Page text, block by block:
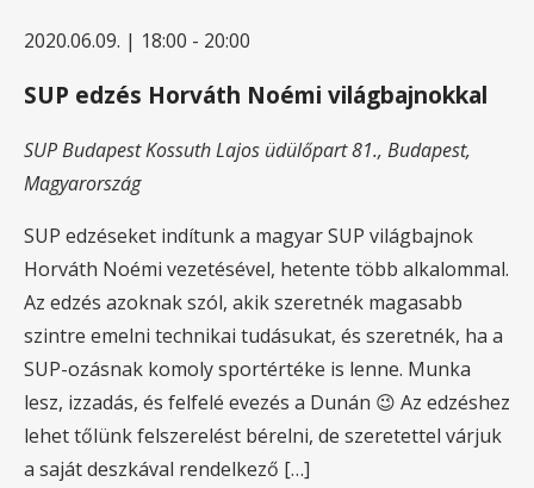
2020.06.09. | 18:00 - 20:00
SUP edzés Horváth Noémi világbajnokkal
SUP BudapestKossuth Lajos üdülőpart 81., Budapest,
Magyarország
SUP edzéseket indítunk a magyar SUP világbajnok
Horváth Noémi vezetésével, hetente több alkalommal.
Az edzés azoknak szól, akik szeretnék magasabb
szintre emelni technikai tudásukat, és szeretnék, ha a
SUP-ozásnak komoly sportértéke is lenne. Munka
lesz, izzadás, és felfelé evezés a Dunán 😉 Az edzéshez
lehet tőlünk felszerelést bérelni, de szeretettel várjuk
a saját deszkával rendelkező […]